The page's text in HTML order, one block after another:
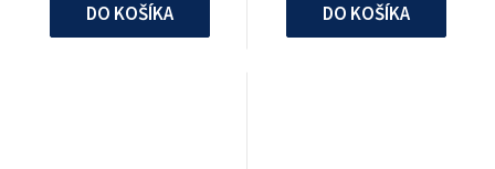
DO KOŠÍKA DO KOŠÍKA